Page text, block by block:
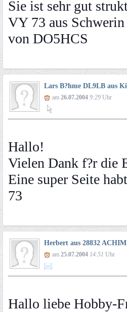
Sie ist sehr gut
VY 73 aus Schwerin
von DO5HCS
Lars B?hme DL9LB aus
am 26.07.2004 9:29 Uhr
Hallo!
Vielen Dank f?r die
Eine super Seite
73
Herbert aus 28832 ACHIM
am 25.07.2004 14:51 Uhr
Hallo liebe Hobby-